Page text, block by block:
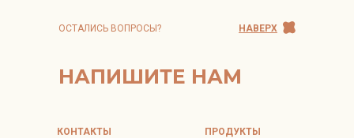
НАПИШИТЕ НАМ
ОСТАЛИСЬ ВОПРОСЫ? НАВЕРХ
ПРОДУКТЫ
КОНТАКТЫ